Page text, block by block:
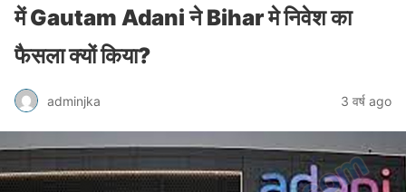
में Gautam Adani ने Bihar मे निवेश का
फैसला क्यों किया?
adminjka 3 वर्ष ago